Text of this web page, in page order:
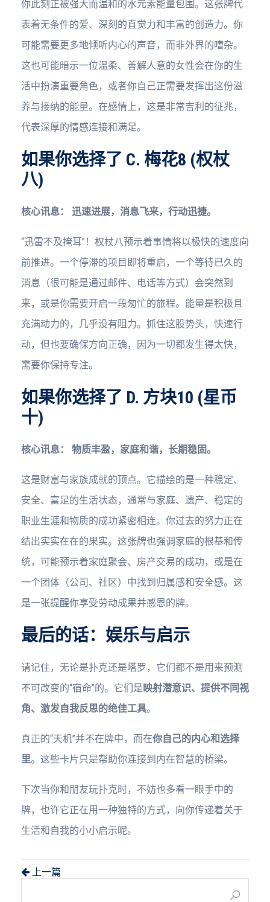
你此刻正被强大而温和的水元素能量包围。这张牌代
表着无条件的爱、深刻的直觉力和丰富的创造力。你
可能需要更多地倾听内心的声音，而非外界的嘈杂。
这也可能暗示一位温柔、善解人意的女性会在你的生
活中扮演重要角色，或者你自己正需要发挥出这份滋
养与接纳的能量。在感情上，这是非常吉利的征兆，
代表深厚的情感连接和满足。
如果你选择了 C. 梅花8 (权杖
八)
核心讯息： 迅速进展，消息飞来，行动迅捷。
“迅雷不及掩耳”！权杖八预示着事情将以极快的速度向
前推进。一个停滞的项目即将重启，一个等待已久的
消息（很可能是通过邮件、电话等方式）会突然到
来，或是你需要开启一段匆忙的旅程。能量是积极且
充满动力的，几乎没有阻力。抓住这股势头，快速行
动，但也要确保方向正确，因为一切都发生得太快，
需要你保持专注。
如果你选择了 D. 方块10 (星币
十)
核心讯息： 物质丰盈，家庭和谐，长期稳固。
这是财富与家族成就的顶点。它描绘的是一种稳定、
安全、富足的生活状态，通常与家庭、遗产、稳定的
职业生涯和物质的成功紧密相连。你过去的努力正在
结出实实在在的果实。这张牌也强调家庭的根基和传
统，可能预示着家庭聚会、房产交易的成功，或是在
一个团体（公司、社区）中找到归属感和安全感。这
是一张提醒你享受劳动成果并感恩的牌。
最后的话：娱乐与启示
请记住，无论是扑克还是塔罗，它们都不是用来预测
不可改变的“宿命”的。它们是映射潜意识、提供不同视
角、激发自我反思的绝佳工具。
真正的“天机”并不在牌中，而在你自己的内心和选择
里。这些卡片只是帮助你连接到内在智慧的桥梁。
下次当你和朋友玩扑克时，不妨也多看一眼手中的
牌，也许它正在用一种独特的方式，向你传递着关于
生活和自我的小小启示呢。
上一篇